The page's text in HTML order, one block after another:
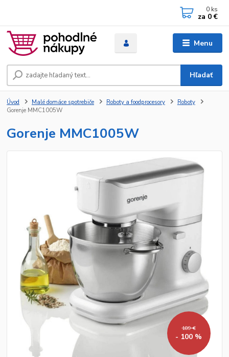
Menu
Hľadať
0 ks
za 0 €
Úvod Malé domáce spotrebiče Roboty a foodprocesory
Roboty
Gorenje MMC1005W
Gorenje MMC1005W
189 €
- 100 %